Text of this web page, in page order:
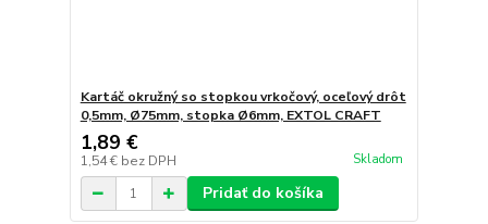
Kartáč okružný so stopkou vrkočový, oceľový drôt
0,5mm, Ø75mm, stopka Ø6mm, EXTOL CRAFT
1,89 €
1,54 € bez DPH Skladom
Pridať do košíka